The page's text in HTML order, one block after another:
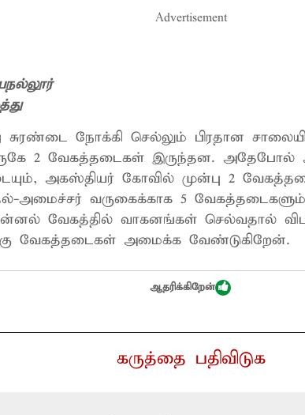
Advertisement
சுரண்டை நோக்கி செல்லும் பிரதான
2 வேகத்தடைகள் இருந்தன.
அகஸ்தியர் கோவில் முன்பு 2
அமைச்சர் வருகைக்காக 5
வேகத்தில் வாகனங்கள் செல்வதால்
வேகத்தடைகள் அமைக்க வேண்டுகிறேன்.
ஆதரிக்கிறேன்
கருத்தை பதிவிடுக